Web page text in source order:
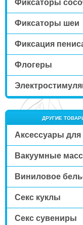
Фиксаторы
Фиксаторы шеи
Фиксация
Флогеры
ДРУГИЕ
Аксессуары для
Вакуумные
Виниловое
Секс куклы
Секс сувениры